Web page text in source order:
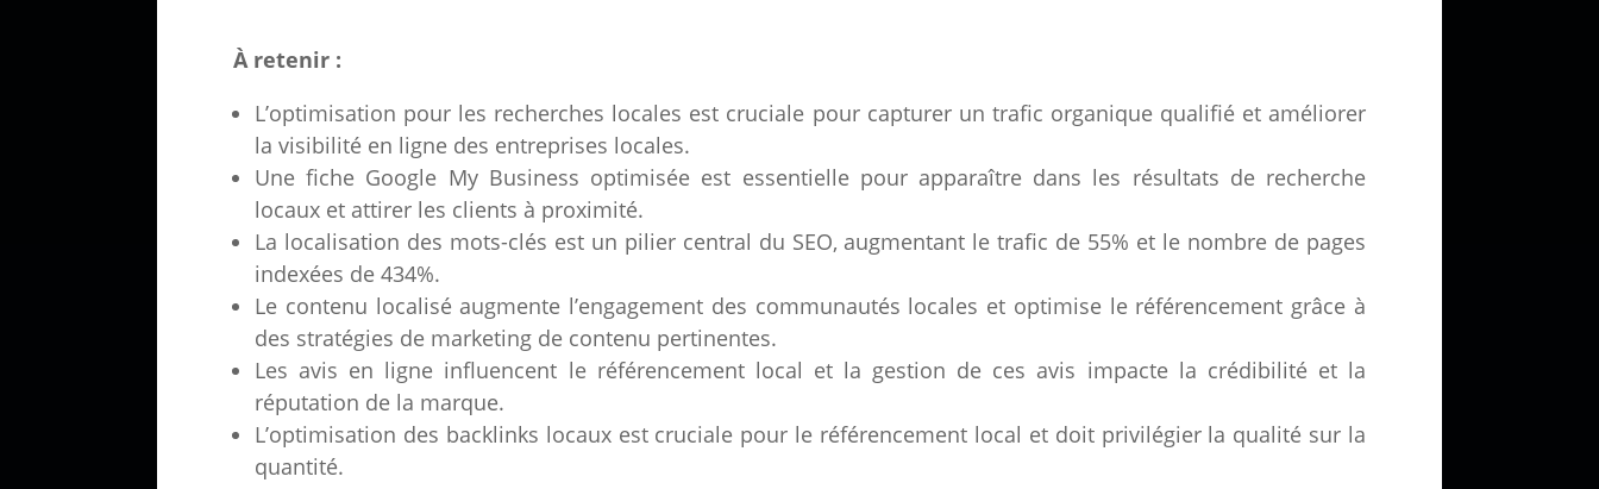
À retenir :
L’optimisation pour les recherches locales est cruciale pour capturer un trafic organique qualifié et améliorer
la visibilité en ligne des entreprises locales.
Une fiche Google My Business optimisée est essentielle pour apparaître dans les résultats de recherche
locaux et attirer les clients à proximité.
La localisation des mots-clés est un pilier central du SEO, augmentant le trafic de 55% et le nombre de pages
indexées de 434%.
Le contenu localisé augmente l’engagement des communautés locales et optimise le référencement grâce à
des stratégies de marketing de contenu pertinentes.
Les avis en ligne influencent le référencement local et la gestion de ces avis impacte la crédibilité et la
réputation de la marque.
L’optimisation des backlinks locaux est cruciale pour le référencement local et doit privilégier la qualité sur la
quantité.